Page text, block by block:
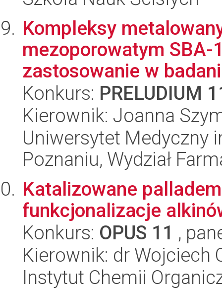
Kompleksy
mezoporowatym
zastosowanie w
Konkurs: PRELUDIUM
Kierownik: Joanna
Uniwersytet Medyczny
Poznaniu, Wydział
Katalizowane
funkcjonalizacje
Konkurs: OPUS 11 ,
Kierownik: dr Wojciech
Instytut Chemii